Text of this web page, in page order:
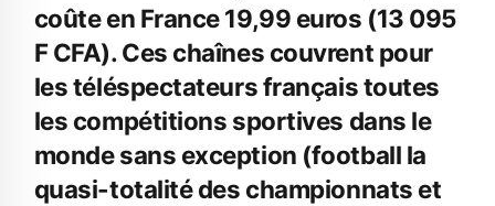
coûte en France 19,99 euros (13 095
F CFA). Ces chaînes couvrent pour
les téléspectateurs français toutes
les compétitions sportives dans le
monde sans exception (football la
quasi-totalité des championnats et